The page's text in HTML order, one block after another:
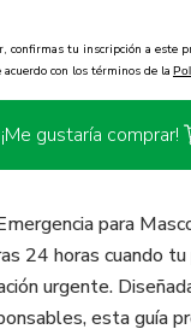
confirmas tu inscripción a este
con los términos de la
¡Me gustaría comprar!
para
24 horas cuando
urgente.
esta guía